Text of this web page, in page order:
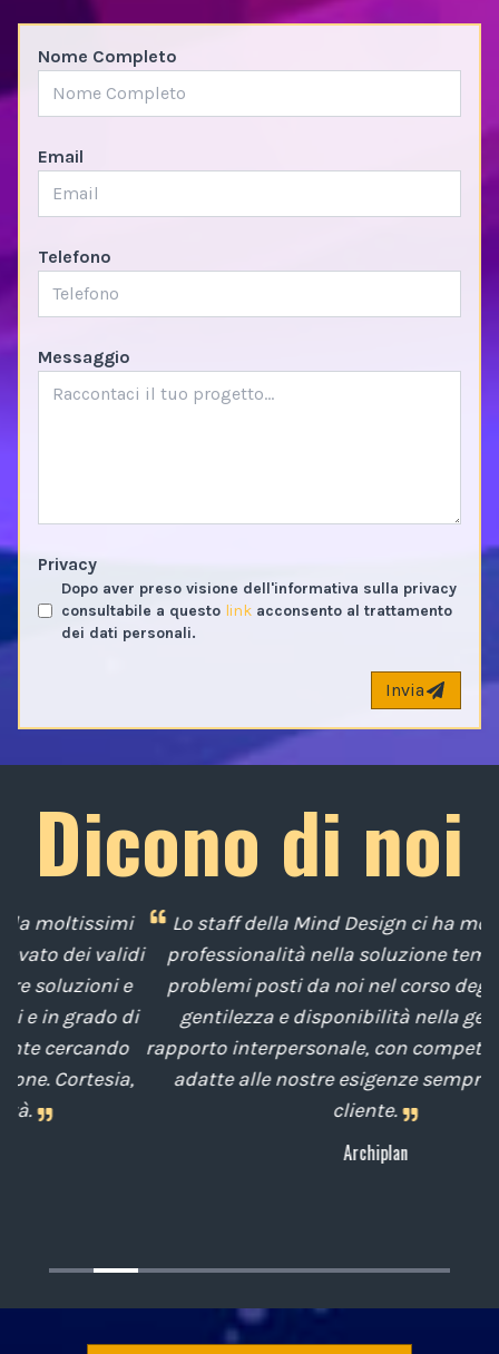
Nome Completo
Email
Telefono
Messaggio
Privacy
Dopo aver preso visione dell'informativa sulla privacy
consultabile a questo link acconsento al trattamento
dei dati personali.
Invia
Dicono di noi
Lo staff della Mind Design ci ha mostrato la sua
professionalità nella soluzione tempestiva dei
problemi posti da noi nel corso degli anni, con
gentilezza e disponibilità nella gestione del
rapporto interpersonale, con competenze tecniche
adatte alle nostre esigenze sempre attenti al